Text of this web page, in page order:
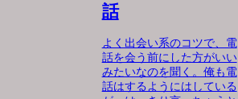
話
よく出会い系のコツで、電
話を会う前にした方がいい
みたいなのを聞く。俺も電
話はするようにはしている